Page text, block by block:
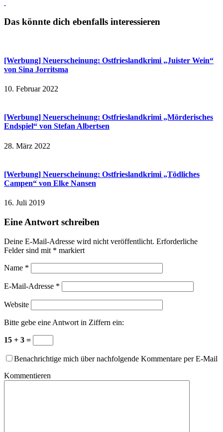
Das könnte dich ebenfalls interessieren
[Werbung] Neuerscheinung: Ostfrieslandkrimi „Juister Wein“
von Sina Jorritsma
10. Februar 2022
[Werbung] Neuerscheinung: Ostfrieslandkrimi „Mörderisches
Endspiel“ von Stefan Albertsen
28. März 2022
[Werbung] Neuerscheinung: Ostfrieslandkrimi „Tödliches
Campen“ von Elke Nansen
16. Juli 2019
Eine Antwort schreiben
Deine E-Mail-Adresse wird nicht veröffentlicht. Erforderliche
Felder sind mit * markiert
Name *
E-Mail-Adresse *
Website
Bitte gebe eine Antwort in Ziffern ein:
15 + 3 =
Benachrichtige mich über nachfolgende Kommentare per E-Mail
Kommentieren